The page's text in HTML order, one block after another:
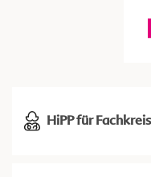
HiPP für